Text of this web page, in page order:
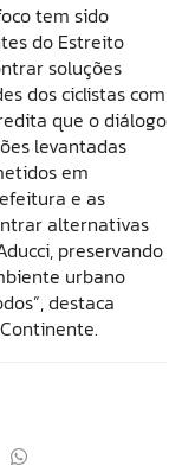
tem sido
do Estreito
soluções
dos ciclistas com
que o diálogo
levantadas
em
e as
alternativas
preservando
urbano
destaca